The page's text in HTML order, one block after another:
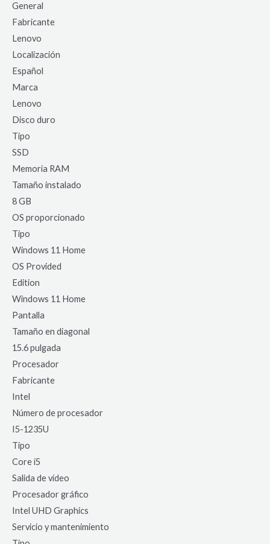
General
Fabricante
Lenovo
Localización
Español
Marca
Lenovo
Disco duro
Tipo
SSD
Memoria RAM
Tamaño instalado
8 GB
OS proporcionado
Tipo
Windows 11 Home
OS Provided
Edition
Windows 11 Home
Pantalla
Tamaño en diagonal
15.6 pulgada
Procesador
Fabricante
Intel
Número de procesador
I5-1235U
Tipo
Core i5
Salida de vídeo
Procesador gráfico
Intel UHD Graphics
Servicio y mantenimiento